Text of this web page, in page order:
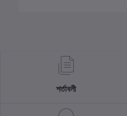
শর্তাবলী